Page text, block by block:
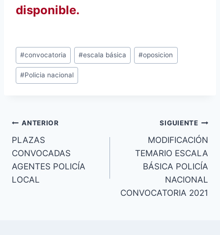
disponible.
Etiquetas
de
la
#convocatoria #escala básica #oposicion
#Policia nacional
Navegación
de
entradas
ANTERIOR
PLAZAS
CONVOCADAS
AGENTES POLICÍA
LOCAL
SIGUIENTE
MODIFICACIÓN
TEMARIO ESCALA
BÁSICA POLICÍA
NACIONAL
CONVOCATORIA 2021